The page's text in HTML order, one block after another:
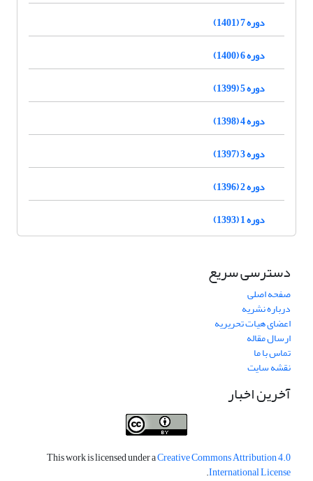
دوره 7 (1401)
دوره 6 (1400)
دوره 5 (1399)
دوره 4 (1398)
دوره 3 (1397)
دوره 2 (1396)
دوره 1 (1393)
دسترسی سریع
صفحه اصلی
درباره نشریه
اعضای هیات تحریریه
ارسال مقاله
تماس با ما
نقشه سایت
آخرین اخبار
This work is licensed under aCreative Commons Attribution 4.0
International License
.